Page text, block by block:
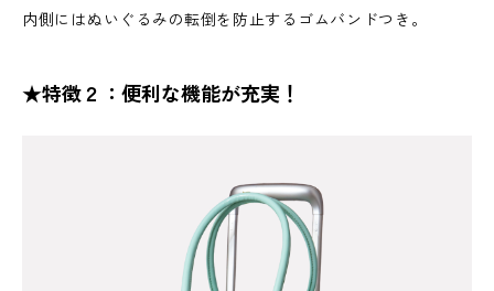
内側にはぬいぐるみの転倒を防止するゴムバンドつき。
★特徴２：便利な機能が充実！